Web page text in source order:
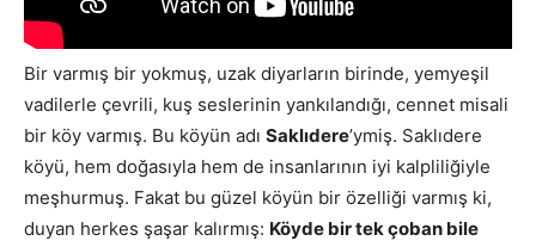
Bir varmış bir yokmuş, uzak diyarların birinde, yemyeşil
vadilerle çevrili, kuş seslerinin yankılandığı, cennet misali
bir köy varmış. Bu köyün adı Saklıdere’ymiş. Saklıdere
köyü, hem doğasıyla hem de insanlarının iyi kalpliliğiyle
meşhurmuş. Fakat bu güzel köyün bir özelliği varmış ki,
duyan herkes şaşar kalırmış: Köyde bir tek çoban bile